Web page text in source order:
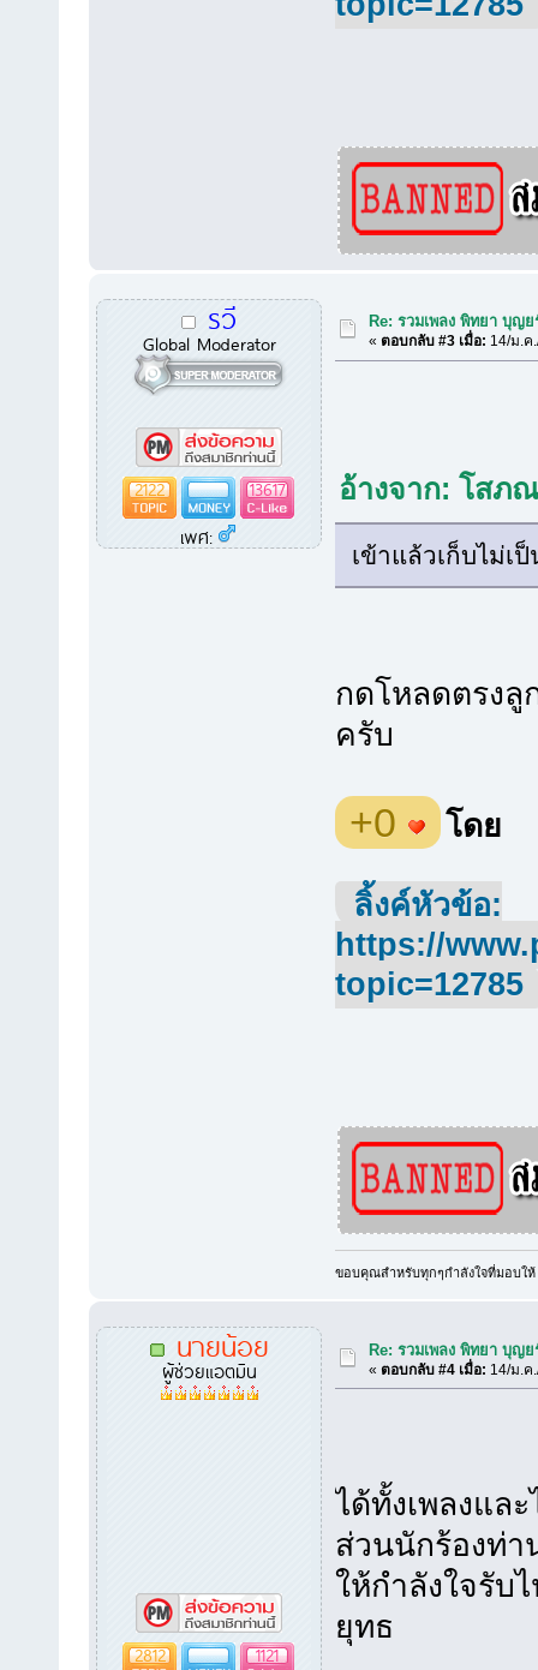
รวี
Global Moderator
2122
13617
เพศ:
Re: รวมเพลง พิทยา บุญ
«ตอบกลับ #3 เมื่อ: 14/ม.ค
อ้างจาก: โสภ
เข้าแล้วเก็บไม่เ
กดโหลดตรงลู
ครับ
+0 โดย
ลิ้งค์หัวข้อ:
https://
topic=12785
ขอบคุณสำหรับทุกๆกำลังใจที่มอบให้
นายน้อย
ผู้ช่วยแอตมิน
2812
1121
Re: รวมเพลง พิทยา บุญ
«ตอบกลับ #4 เมื่อ: 14/ม.ค
ได้ทั้งเพลงแล
ส่วนนักร้องท่
ให้กำลังใจรับ
ยุทธ